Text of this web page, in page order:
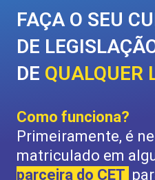
FAÇA O SEU
DE
DE QUALQUER
Como funciona?
Primeiramente, é
matriculado em
parceira do CET